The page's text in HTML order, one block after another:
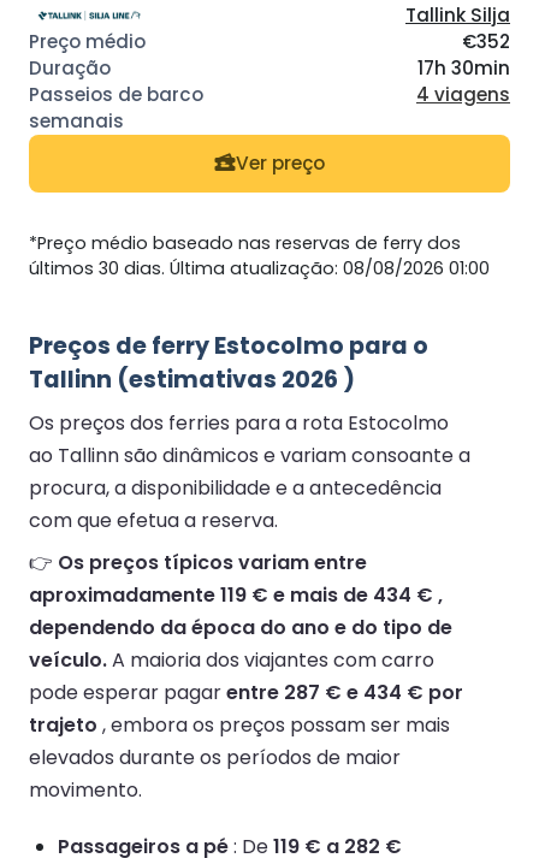
Tallink Silja
€352
17h 30min
4 viagens
Ver preço
*Preço médio baseado nas reservas de ferry dos
últimos 30 dias. Última atualização: 08/08/2026 01:00
Preços de ferry Estocolmo para o
Tallinn (estimativas 2026 )
Os preços dos ferries para a rota Estocolmo
ao Tallinn são dinâmicos e variam consoante a
procura, a disponibilidade e a antecedência
com que efetua a reserva.
👉 Os preços típicos variam entre
aproximadamente 119 € e mais de 434 € ,
dependendo da época do ano e do tipo de
veículo.A maioria dos viajantes com carro
pode esperar pagarentre 287 € e 434 € por
trajeto , embora os preços possam ser mais
elevados durante os períodos de maior
movimento.
Passageiros a pé: De119 € a 282 €